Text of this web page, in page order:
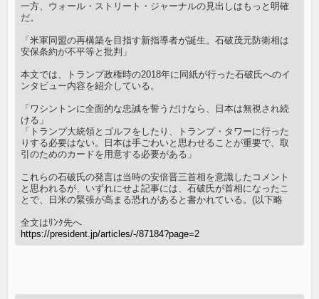
一方、ウォール・ストリート・ジャーナルの見出しはもっと明確
だ。
「米軍同盟の再構築を目指す新指導者が誕生。石破茂元防衛相は
安保条約が不平等と批判」
本文では、トランプ政権時の2018年に同紙が行った石破氏へのイ
ンタビュー内容を紹介している。
「ワシントンに全面的な忠誠を誓うだけなら、日本は無視され続
ける」
「トランプ大統領とゴルフをしたり、トランプ・タワーに行った
りする必要はない。日本は手ごわいと思わせることが重要で、取
引のためのカードを用意する必要がある」
これらの石破氏の発言は当時の安倍晋三首相を意識したコメント
と思われるが、いずれにせよ記事には、石破氏が首相になったこ
とで、日米の緊張が高まる恐れがあると書かれている。(以下略
全文はﾘﾝｸ先へ
https://president.jp/articles/-/87184?page=2